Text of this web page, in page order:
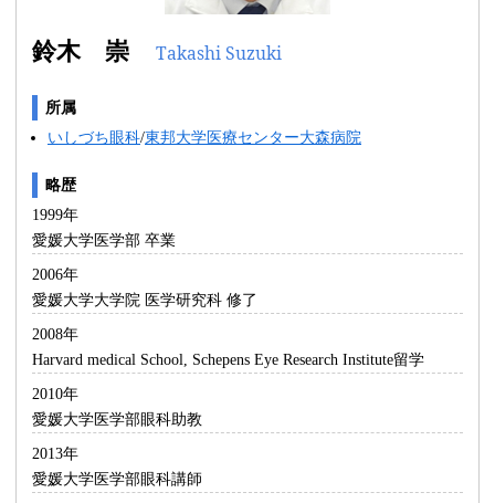
鈴木 崇 Takashi Suzuki
所属
いしづち眼科/東邦大学医療センター大森病院
略歴
1999年
愛媛大学医学部 卒業
2006年
愛媛大学大学院 医学研究科 修了
2008年
Harvard medical School, Schepens Eye Research Institute留学
2010年
愛媛大学医学部眼科助教
2013年
愛媛大学医学部眼科講師